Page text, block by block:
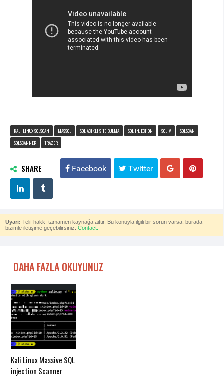
KALI LINUX SQLSCAN MASSQL SQL ACIKLI SITE BULMA SQL INJECTION SQLIV
SQLSCAN
SQLSCANNER
TRAZER
SHARE Facebook Twitter
Uyari: Telif hakkı tamamen kaynağa aittir. Bu konuyla ilgili bir sorun varsa, burada
bizimle iletişime geçebilirsiniz. Contact.
DAHA FAZLA OKUYUNUZ
Kali Linux Massive SQL
injection Scanner